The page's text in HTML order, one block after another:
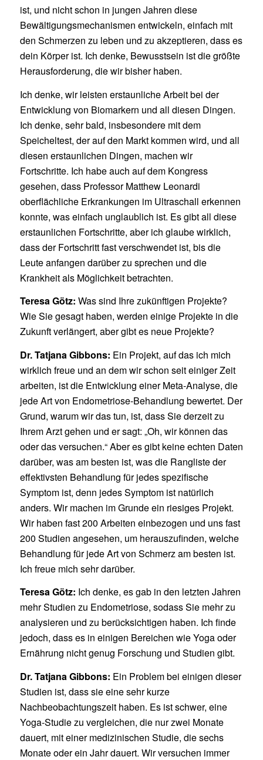
ist, und nicht schon in jungen Jahren diese
Bewältigungsmechanismen entwickeln, einfach mit
den Schmerzen zu leben und zu akzeptieren, dass es
dein Körper ist. Ich denke, Bewusstsein ist die größte
Herausforderung, die wir bisher haben.
Ich denke, wir leisten erstaunliche Arbeit bei der
Entwicklung von Biomarkern und all diesen Dingen.
Ich denke, sehr bald, insbesondere mit dem
Speicheltest, der auf den Markt kommen wird, und all
diesen erstaunlichen Dingen, machen wir
Fortschritte. Ich habe auch auf dem Kongress
gesehen, dass Professor Matthew Leonardi
oberflächliche Erkrankungen im Ultraschall erkennen
konnte, was einfach unglaublich ist. Es gibt all diese
erstaunlichen Fortschritte, aber ich glaube wirklich,
dass der Fortschritt fast verschwendet ist, bis die
Leute anfangen darüber zu sprechen und die
Krankheit als Möglichkeit betrachten.
Teresa Götz: Was sind Ihre zukünftigen Projekte?
Wie Sie gesagt haben, werden einige Projekte in die
Zukunft verlängert, aber gibt es neue Projekte?
Dr. Tatjana Gibbons: Ein Projekt, auf das ich mich
wirklich freue und an dem wir schon seit einiger Zeit
arbeiten, ist die Entwicklung einer Meta-Analyse, die
jede Art von Endometriose-Behandlung bewertet. Der
Grund, warum wir das tun, ist, dass Sie derzeit zu
Ihrem Arzt gehen und er sagt: „Oh, wir können das
oder das versuchen.“ Aber es gibt keine echten Daten
darüber, was am besten ist, was die Rangliste der
effektivsten Behandlung für jedes spezifische
Symptom ist, denn jedes Symptom ist natürlich
anders. Wir machen im Grunde ein riesiges Projekt.
Wir haben fast 200 Arbeiten einbezogen und uns fast
200 Studien angesehen, um herauszufinden, welche
Behandlung für jede Art von Schmerz am besten ist.
Ich freue mich sehr darüber.
Teresa Götz: Ich denke, es gab in den letzten Jahren
mehr Studien zu Endometriose, sodass Sie mehr zu
analysieren und zu berücksichtigen haben. Ich finde
jedoch, dass es in einigen Bereichen wie Yoga oder
Ernährung nicht genug Forschung und Studien gibt.
Dr. Tatjana Gibbons: Ein Problem bei einigen dieser
Studien ist, dass sie eine sehr kurze
Nachbeobachtungszeit haben. Es ist schwer, eine
Yoga-Studie zu vergleichen, die nur zwei Monate
dauert, mit einer medizinischen Studie, die sechs
Monate oder ein Jahr dauert. Wir versuchen immer